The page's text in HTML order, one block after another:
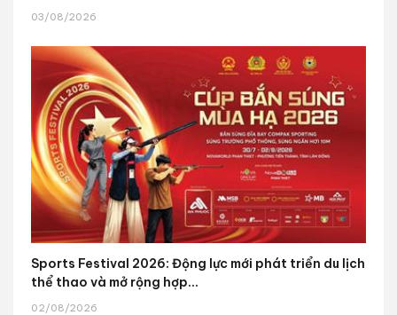
03/08/2026
Sports Festival 2026: Động lực mới phát triển du lịch
thể thao và mở rộng hợp...
02/08/2026